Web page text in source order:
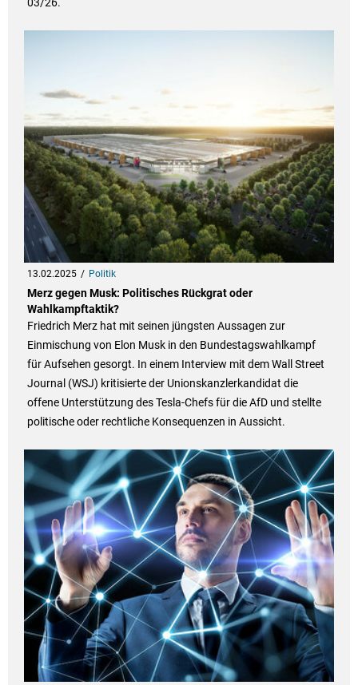
13.02.2025 Politik
Merz gegen Musk: Politisches Rückgrat oder
Wahlkampftaktik?
Friedrich Merz hat mit seinen jüngsten Aussagen zur
Einmischung von Elon Musk in den Bundestagswahlkampf
für Aufsehen gesorgt. In einem Interview mit dem Wall Street
Journal (WSJ) kritisierte der Unionskanzlerkandidat die
offene Unterstützung des Tesla-Chefs für die AfD und stellte
politische oder rechtliche Konsequenzen in Aussicht.